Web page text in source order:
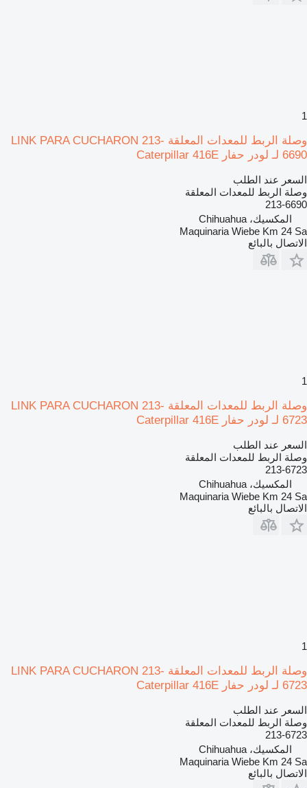
1
وصلة الربط للمعدات المعلقة LINK PARA CUCHARON 213-
6690 لـ لودر حفار Caterpillar 416E
السعر عند الطلب
وصلة الربط للمعدات المعلقة
213-6690
المكسيك، Chihuahua
Maquinaria Wiebe Km 24 Sa
الاتصال بالبائع
1
وصلة الربط للمعدات المعلقة LINK PARA CUCHARON 213-
6723 لـ لودر حفار Caterpillar 416E
السعر عند الطلب
وصلة الربط للمعدات المعلقة
213-6723
المكسيك، Chihuahua
Maquinaria Wiebe Km 24 Sa
الاتصال بالبائع
1
وصلة الربط للمعدات المعلقة LINK PARA CUCHARON 213-
6723 لـ لودر حفار Caterpillar 416E
السعر عند الطلب
وصلة الربط للمعدات المعلقة
213-6723
المكسيك، Chihuahua
Maquinaria Wiebe Km 24 Sa
الاتصال بالبائع